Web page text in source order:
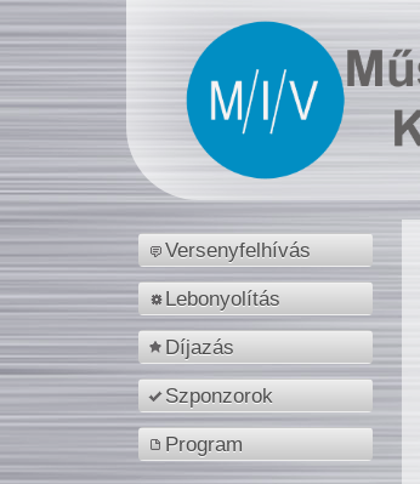
Versenyfelhívás
Lebonyolítás
Díjazás
Szponzorok
Program